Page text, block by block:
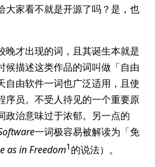
大家看不就是开源了吗？是，也
晚才出现的词，且其诞生本就是
候描述这类作品的词叫做「自由
自由软件一词也广泛适用，且使
序员。不受人待见的一个重要原
政治意味过于浓郁。另一点的
一词极容易被解读为「免
as in Freedom1 的说法）。